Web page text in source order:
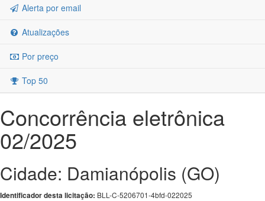
Alerta por email
Atualizações
Por preço
Top 50
Concorrência eletrônica
02/2025
Cidade: Damianópolis (GO)
Identificador desta licitação: BLL-C-5206701-4bfd-022025